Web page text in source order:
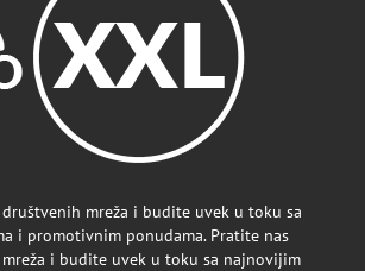
mreža i budite uvek u toku sa
i promotivnim ponudama. Pratite nas
i budite uvek u toku sa najnovijim